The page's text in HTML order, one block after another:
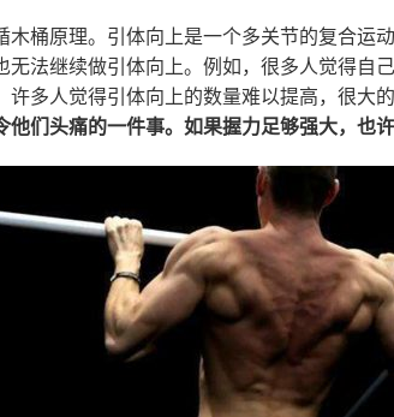
木桶原理。引体向上是一个多关节的复合运
无法继续做引体向上。例如，很多人觉得自
多人觉得引体向上的数量难以提高，很大的
他们头痛的一件事。如果握力足够强大，也